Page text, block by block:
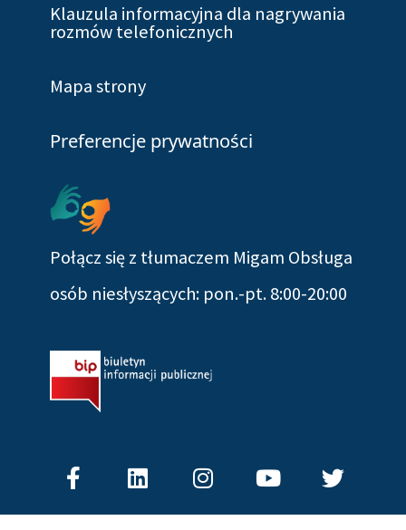
Klauzula informacyjna dla nagrywania
rozmów telefonicznych
Mapa strony
Preferencje prywatności
Połącz się z tłumaczem Migam Obsługa
osób niesłyszących: pon.-pt. 8:00-20:00
Facebook-
f
LinkedinInstagramYoutubeTwitter